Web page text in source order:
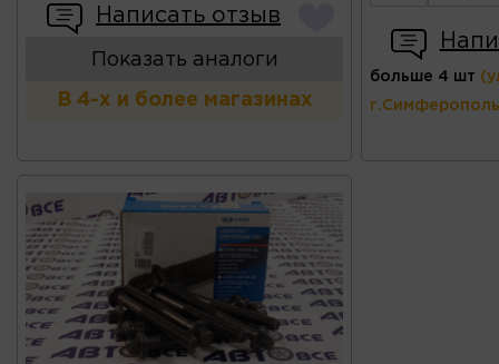
Написать отзыв
Показать аналоги
В 4-х и более магазинах
больше 4 шт